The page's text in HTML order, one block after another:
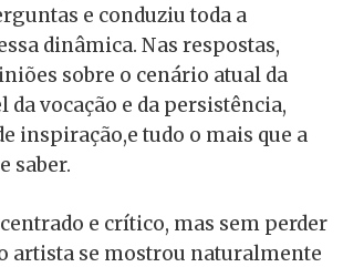
e conduziu toda a
dinâmica. Nas respostas,
sobre o cenário atual da
da vocação e da persistência,
inspiração,e tudo o mais que a
saber.
e crítico, mas sem perder
artista se mostrou naturalmente